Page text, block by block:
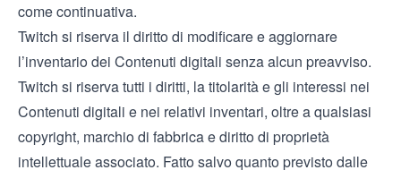
come continuativa.
Twitch si riserva il diritto di modificare e aggiornare
l’inventario dei Contenuti digitali senza alcun preavviso.
Twitch si riserva tutti i diritti, la titolarità e gli interessi nei
Contenuti digitali e nei relativi inventari, oltre a qualsiasi
copyright, marchio di fabbrica e diritto di proprietà
intellettuale associato. Fatto salvo quanto previsto dalle